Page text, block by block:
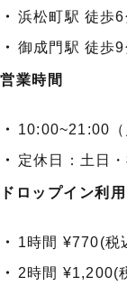
浜松町駅 徒歩6
御成門駅 徒歩9
営業時間
10:00~21:00（
定休日：土日・
ドロップイン利用
1時間 ¥770(税
2時間 ¥1,200(